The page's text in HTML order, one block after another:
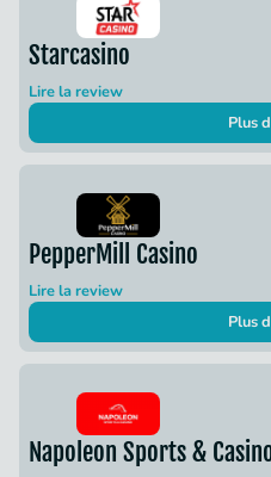
Starcasino
Lire la review
Plus
PepperMill Casino
Lire la review
Plus
Napoleon Sports &